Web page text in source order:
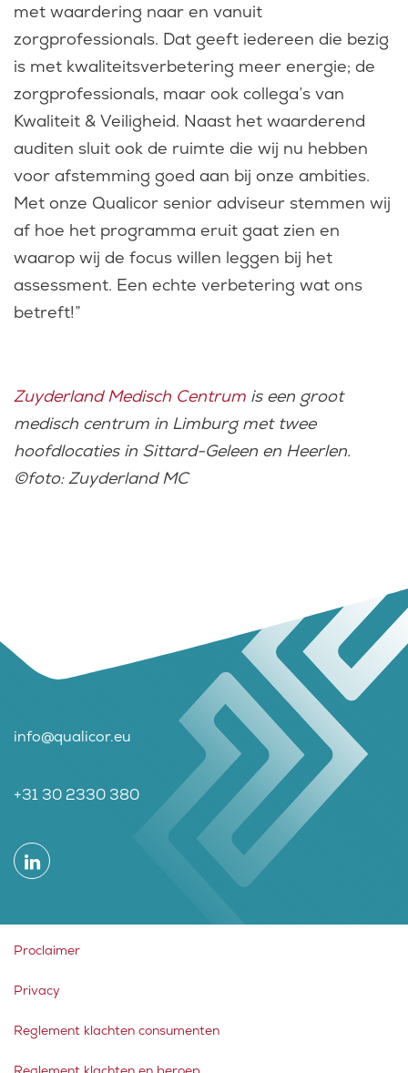
met waardering naar en vanuit
zorgprofessionals. Dat geeft iedereen die bezig
is met kwaliteitsverbetering meer energie; de
zorgprofessionals, maar ook collega’s van
Kwaliteit & Veiligheid. Naast het waarderend
auditen sluit ook de ruimte die wij nu hebben
voor afstemming goed aan bij onze ambities.
Met onze Qualicor senior adviseur stemmen wij
af hoe het programma eruit gaat zien en
waarop wij de focus willen leggen bij het
assessment. Een echte verbetering wat ons
betreft!”
Zuyderland Medisch Centrum is een groot
medisch centrum in Limburg met twee
hoofdlocaties in Sittard-Geleen en Heerlen.
©foto: Zuyderland MC
info@qualicor.eu
+31 30 2330 380
Proclaimer
Privacy
Reglement klachten consumenten